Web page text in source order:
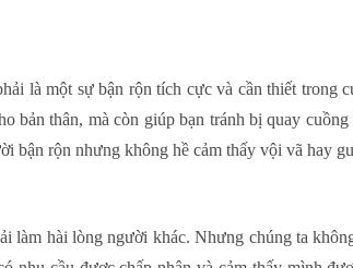
là một sự bận rộn tích cực và cần thiết trong
bản thân, mà còn giúp bạn tránh bị quay
bận rộn nhưng không hề cảm thấy vội vã hay
hài lòng người khác. Nhưng chúng ta